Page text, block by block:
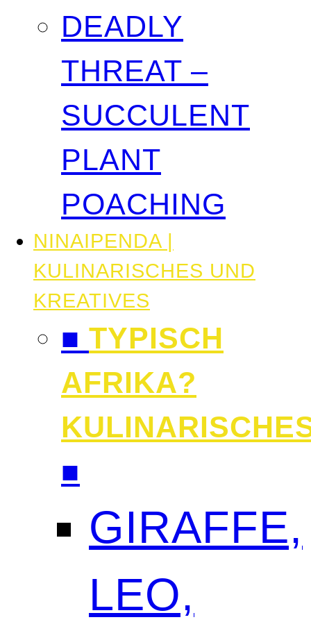
DEADLY
THREAT –
SUCCULENT
PLANT
POACHING
NINAIPENDA |
KULINARISCHES UND
KREATIVES
■ TYPISCH
AFRIKA?
■
GIRAFFE,
LEO,